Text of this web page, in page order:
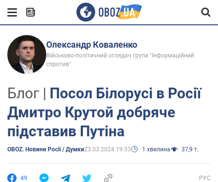
Олександр Коваленко
Військово-політичний оглядач групи "Інформаційний
спротив"
Блог | Посол Білорусі в Росії
Дмитро Крутой добряче
підставив Путіна
OBOZ. Новини Росії / Думки23.03.2024 19:33 1 хвилина 37,9 т.
49 РУС